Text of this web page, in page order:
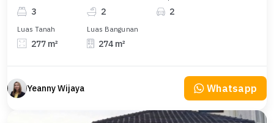
3 2 2
Luas Tanah
277 m²
Luas Bangunan
274 m²
Yeanny Wijaya Whatsapp